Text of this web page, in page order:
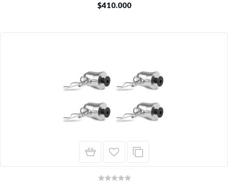
$410.000